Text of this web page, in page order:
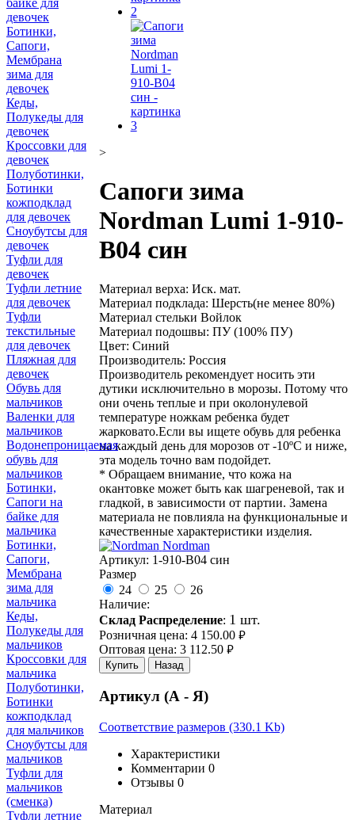
>
Сапоги зима
Nordman Lumi 1-910-
B04 син
Материал верха: Иск. мат.
Материал подклада: Шерсть(не менее 80%)
Материал стельки Войлок
Материал подошвы: ПУ (100% ПУ)
Цвет: Синий
Производитель: Россия
Производитель рекомендует носить эти
дутики исключительно в морозы. Потому что
они очень теплые и при околонулевой
температуре ножкам ребенка будет
жарковато.Если вы ищете обувь для ребенка
на каждый день для морозов от -10ºС и ниже,
эта модель точно вам подойдет.
* Обращаем внимание, что кожа на
окантовке может быть как шагреневой, так и
гладкой, в зависимости от партии. Замена
материала не повлияла на функциональные и
качественные характеристики изделия.
Nordman
Артикул: 1-910-B04 син
Размер
24
25
26
Наличие:
Склад Распределение: 1 шт.
Розничная цена: 4 150.00 руб.
Оптовая цена: 3 112.50 руб.
Купить Назад
Артикул (А - Я)
Соответствие размеров (330.1 Kb)
Характеристики
Комментарии 0
Отзывы 0
Материал
байке для
девочек
Ботинки,
Сапоги,
Мембрана
зима для
девочек
Кеды,
Полукеды для
девочек
Кроссовки для
девочек
Полуботинки,
Ботинки
кожподклад
для девочек
Сноубутсы для
девочек
Туфли для
девочек
Туфли летние
для девочек
Туфли
текстильные
для девочек
Пляжная для
девочек
Обувь для
мальчиков
Валенки для
мальчиков
Водонепроницаемая
обувь для
мальчиков
Ботинки,
Сапоги на
байке для
мальчика
Ботинки,
Сапоги,
Мембрана
зима для
мальчика
Кеды,
Полукеды для
мальчиков
Кроссовки для
мальчика
Полуботинки,
Ботинки
кожподклад
для мальчиков
Сноубутсы для
мальчиков
Туфли для
мальчиков
(сменка)
Туфли летние